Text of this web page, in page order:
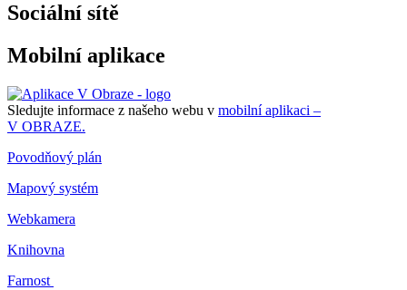
Sociální sítě
Mobilní aplikace
Sledujte informace z našeho webu v mobilní aplikaci –
V OBRAZE.
Povodňový plán
Mapový systém
Webkamera
Knihovna
Farnost